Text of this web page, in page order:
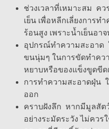
ช่วงเวลาที่เหมาะสม คว
เย็น เพื่อหลีกเลี่ยงการ
ร้อนสูง เพราะน้ำเย็นอา
อุปกรณ์ทำความสะอาด
ขนนุ่มๆ ในการขัดทำคว
หยาบหรือของแข็งขูดขีด
การทำความสะอาดฝุ่น ใ
ออก
คราบฝังลึก หากมีมูลสัต
อย่างระมัดระวัง ไม่ควร